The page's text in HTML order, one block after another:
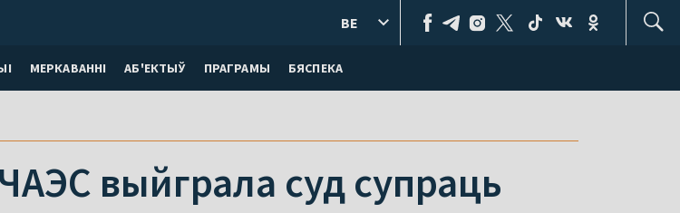
МЕРКАВАННI АБ'ЕКТЫЎ ПРАГРАМЫ БЯСПЕКА
BE
выйграла суд супраць